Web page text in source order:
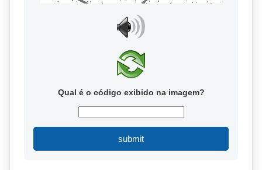
Qual é o código exibido na imagem?
submit